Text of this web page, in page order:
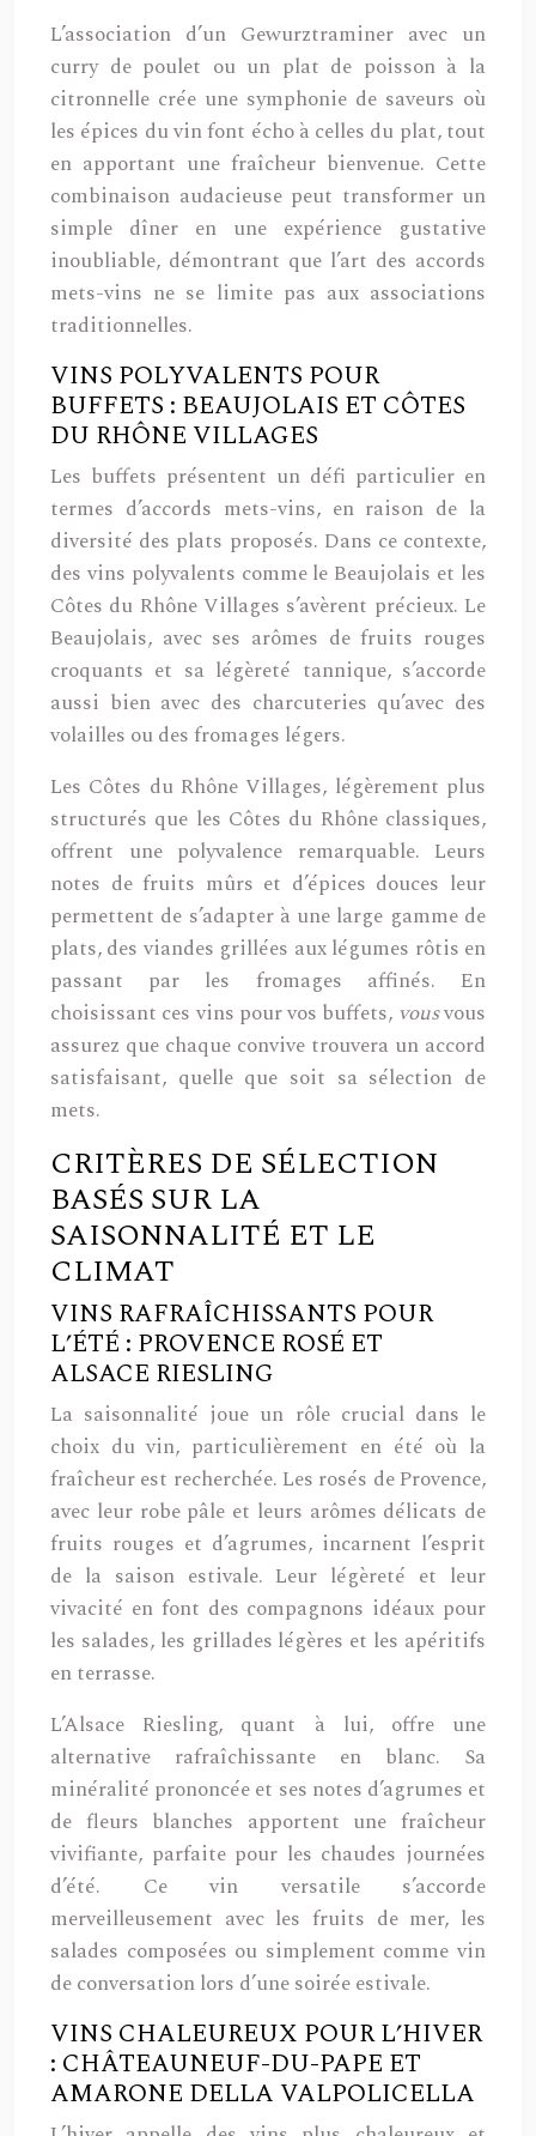
L’association d’un Gewurztraminer avec un
curry de poulet ou un plat de poisson à la
citronnelle crée une symphonie de saveurs où
les épices du vin font écho à celles du plat, tout
en apportant une fraîcheur bienvenue. Cette
combinaison audacieuse peut transformer un
simple dîner en une expérience gustative
inoubliable, démontrant que l’art des accords
mets-vins ne se limite pas aux associations
traditionnelles.
VINS POLYVALENTS POUR
BUFFETS : BEAUJOLAIS ET CÔTES
DU RHÔNE VILLAGES
Les buffets présentent un défi particulier en
termes d’accords mets-vins, en raison de la
diversité des plats proposés. Dans ce contexte,
des vins polyvalents comme le Beaujolais et les
Côtes du Rhône Villages s’avèrent précieux. Le
Beaujolais, avec ses arômes de fruits rouges
croquants et sa légèreté tannique, s’accorde
aussi bien avec des charcuteries qu’avec des
volailles ou des fromages légers.
Les Côtes du Rhône Villages, légèrement plus
structurés que les Côtes du Rhône classiques,
offrent une polyvalence remarquable. Leurs
notes de fruits mûrs et d’épices douces leur
permettent de s’adapter à une large gamme de
plats, des viandes grillées aux légumes rôtis en
passant par les fromages affinés. En
choisissant ces vins pour vos buffets, vousvous
assurez que chaque convive trouvera un accord
satisfaisant, quelle que soit sa sélection de
mets.
CRITÈRES DE SÉLECTION
BASÉS SUR LA
SAISONNALITÉ ET LE
CLIMAT
VINS RAFRAÎCHISSANTS POUR
L’ÉTÉ : PROVENCE ROSÉ ET
ALSACE RIESLING
La saisonnalité joue un rôle crucial dans le
choix du vin, particulièrement en été où la
fraîcheur est recherchée. Les rosés de Provence,
avec leur robe pâle et leurs arômes délicats de
fruits rouges et d’agrumes, incarnent l’esprit
de la saison estivale. Leur légèreté et leur
vivacité en font des compagnons idéaux pour
les salades, les grillades légères et les apéritifs
en terrasse.
L’Alsace Riesling, quant à lui, offre une
alternative rafraîchissante en blanc. Sa
minéralité prononcée et ses notes d’agrumes et
de fleurs blanches apportent une fraîcheur
vivifiante, parfaite pour les chaudes journées
d’été. Ce vin versatile s’accorde
merveilleusement avec les fruits de mer, les
salades composées ou simplement comme vin
de conversation lors d’une soirée estivale.
VINS CHALEUREUX POUR L’HIVER
: CHÂTEAUNEUF-DU-PAPE ET
AMARONE DELLA VALPOLICELLA